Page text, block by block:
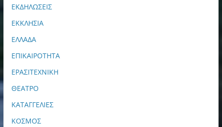
ΕΚΔΗΛΩΣΕΙΣ
ΕΚΚΛΗΣΙΑ
ΕΛΛΑΔΑ
ΕΠΙΚΑΙΡΟΤΗΤΑ
ΕΡΑΣΙΤΕΧΝΙΚΗ
ΘΕΑΤΡΟ
ΚΑΤΑΓΓΕΛΙΕΣ
ΚΟΣΜΟΣ